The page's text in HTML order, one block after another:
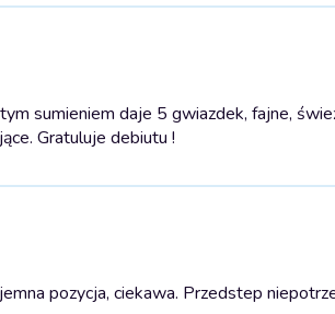
sumieniem daje 5 gwiazdek, fajne,
Gratuluje debiutu !
pozycja, ciekawa. Przedstep